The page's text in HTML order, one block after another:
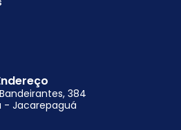
384
- Jacarepaguá